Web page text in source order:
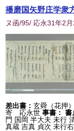
播磨国矢野庄学衆
ヌ函/95/ 応永31年2月
差出書：玄舜（花押
寄 応永世 事書： 書
門 国岡 半大夫 未行
真蔵 吉真 貞次 未行